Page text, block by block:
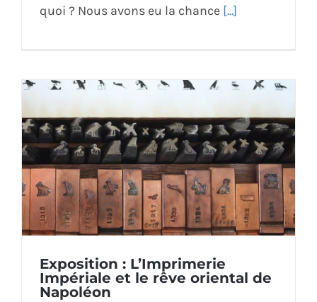
quoi ? Nous avons eu la chance [...]
Exposition : L’Imprimerie
Impériale et le rêve oriental de
Napoléon